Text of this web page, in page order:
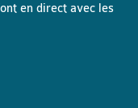
en direct avec les